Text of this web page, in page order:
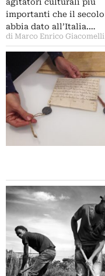
agitatori culturali più
importanti che il secolo
abbia dato all’Italia.…
di Marco Enrico Giacomelli